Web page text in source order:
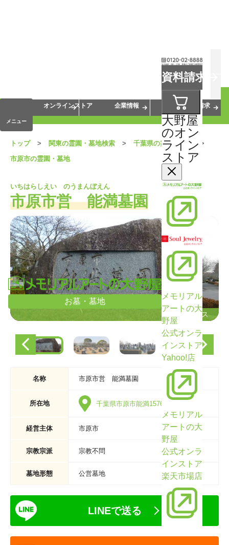
お墓・墓地
資料請求
大野屋
のオン
ライン
ストア
メモリアル
アートの大
野屋
公式オンラ
インストア
Yahoo!店
メモリアル
アートの大
野屋
公式オンラ
インストア
楽天市場店
メニュー
会員サービス
オンラインストア
企業情報 資料請求
トップ 関東の霊園・墓地検索
千葉県の霊園・墓地
市原市の霊園・墓地
いちはらしえい のうまんぼえん
市原市営 能満墓園
エントランス
エントランス
名称 市原市営 能満墓園
所在地 千葉県市原市能満1576番地1
経営主体 市原市
宗教宗派 宗教不問
墓地形態 公営墓地
LINEで送る